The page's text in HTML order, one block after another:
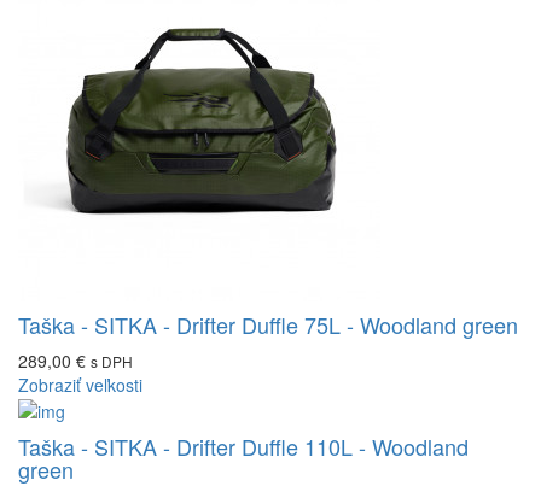
Taška - SITKA - Drifter Duffle 75L - Woodland green
289,00 € s DPH
Zobraziť veľkosti
Taška - SITKA - Drifter Duffle 110L - Woodland
green